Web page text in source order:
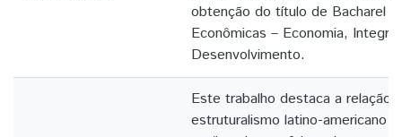
obtenção do título de Bacharel
Econômicas – Economia,
Desenvolvimento.
Este trabalho destaca a relação
estruturalismo latino-americano